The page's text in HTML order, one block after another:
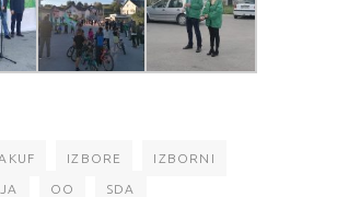
IZBORE IZBORNI
OO SDA